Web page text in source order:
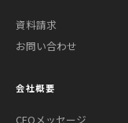
資料請求
お問い合わせ
会社概要
CEOメッセージ